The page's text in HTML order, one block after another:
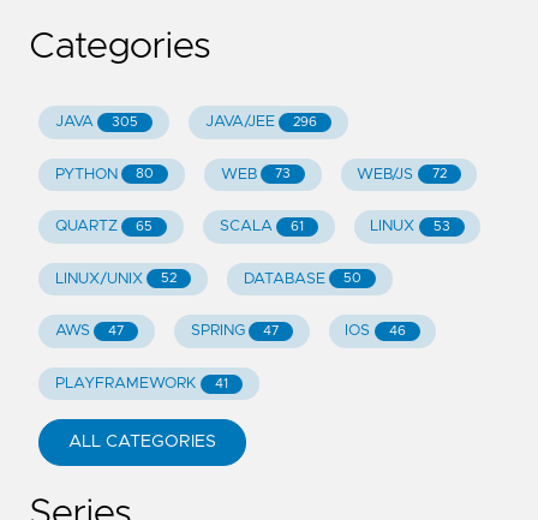
Categories
JAVA 305 JAVA/JEE 296
PYTHON 80 WEB 73 WEB/JS 72
QUARTZ 65 SCALA 61 LINUX 53
LINUX/UNIX 52 DATABASE 50
AWS 47 SPRING 47 IOS 46
PLAYFRAMEWORK 41
ALL CATEGORIES